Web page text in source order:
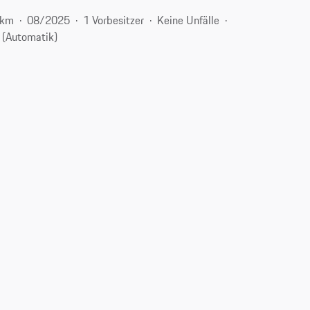
08/2025 1 Vorbesitzer
Keine Unfälle
(Automatik)